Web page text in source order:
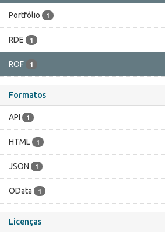
Portfólio 1
RDE 1
ROF 1
Formatos
API 1
HTML 1
JSON 1
OData 1
Licenças